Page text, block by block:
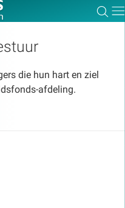
die hun hart en ziel
afdeling.